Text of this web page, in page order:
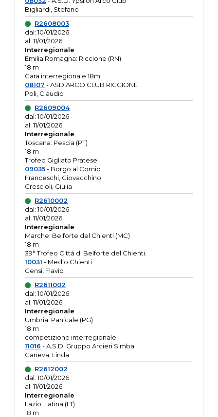
Bigliardi, Stefano
R2608003
dal: 10/01/2026
al: 11/01/2026
Interregionale
Emilia Romagna: Riccione (RN)
18 m
Gara interregionale 18m
08107 - ASD ARCO CLUB RICCIONE
Poli, Claudio
R2609004
dal: 10/01/2026
al: 11/01/2026
Interregionale
Toscana: Pescia (PT)
18 m
Trofeo Gigliato Pratese
09035- Borgo al Cornio
Franceschi, Giovacchino
Crescioli, Giulia
R2610002
dal: 10/01/2026
al: 11/01/2026
Interregionale
Marche: Belforte del Chienti (MC)
18 m
39° Trofeo Città di Belforte del Chienti.
10031 - Medio Chienti
Censi, Flavio
R2611002
dal: 10/01/2026
al: 11/01/2026
Interregionale
Umbria: Panicale (PG)
18 m
competizione interregionale
11016 - A.S.D. Gruppo Arcieri Simba
Caneva, Linda
R2612002
dal: 10/01/2026
al: 11/01/2026
Interregionale
Lazio: Latina (LT)
18 m